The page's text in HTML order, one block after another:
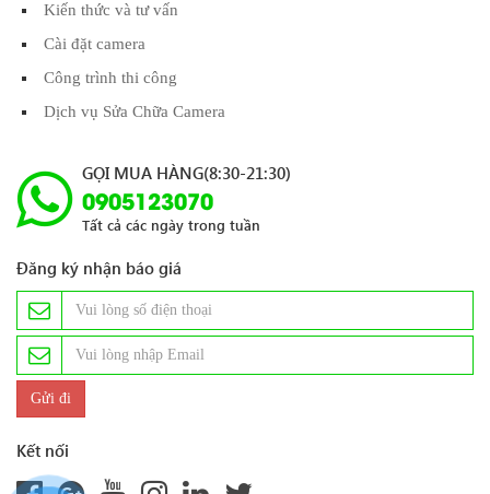
Kiến thức và tư vấn
Cài đặt camera
Công trình thi công
Dịch vụ Sửa Chữa Camera
GỌI MUA HÀNG(8:30-21:30)
0905123070
Tất cả các ngày trong tuần
Đăng ký nhận báo giá
Kết nối